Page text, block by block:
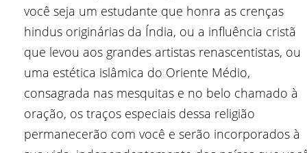
você seja um estudante que honra as crenças
hindus originárias da Índia, ou a influência cristã
que levou aos grandes artistas renascentistas, ou
uma estética islâmica do Oriente Médio,
consagrada nas mesquitas e no belo chamado à
oração, os traços especiais dessa religião
permanecerão com você e serão incorporados à